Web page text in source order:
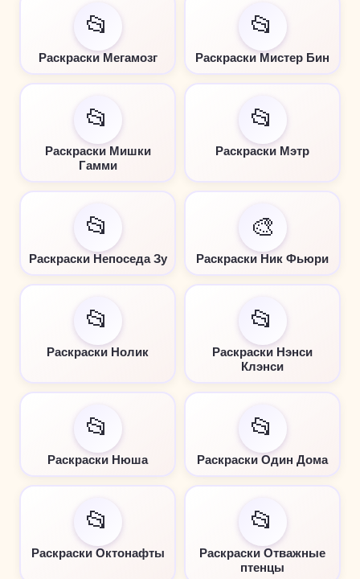
📂
Раскраски Мегамозг
📂
Раскраски Мистер Бин
📂
Раскраски Мишки
Гамми
📂
Раскраски Мэтр
📂
Раскраски Непоседа Зу
🎨
Раскраски Ник Фьюри
📂
Раскраски Нолик
📂
Раскраски Нэнси
Клэнси
📂
Раскраски Нюша
📂
Раскраски Один Дома
📂
Раскраски Октонафты
📂
Раскраски Отважные
птенцы